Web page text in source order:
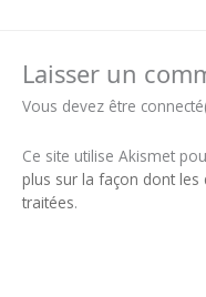
Laisser un
Vous devez être
Ce site utilise Akismet
plus sur la façon dont
traitées.